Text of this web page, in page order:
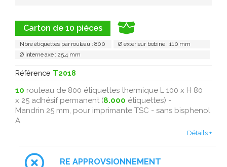
Carton de 10 pièces
Nbre étiquettes par rouleau : 800
Ø extérieur bobine : 110 mm
Ø interne axe : 25,4 mm
Référence T2018
10 rouleau de 800 étiquettes thermique L 100 x H 80
x 25 adhésif permanent (8.000 étiquettes) -
Mandrin 25 mm, pour imprimante TSC - sans bisphenol
A
Détails +
RE APPROVSIONNEMENT